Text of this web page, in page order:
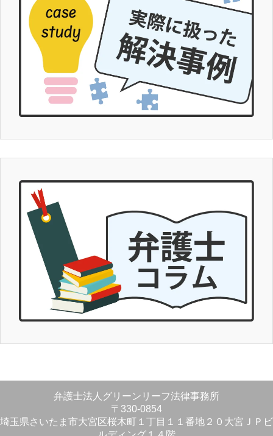
弁護士法人グリーンリーフ法律事務所
〒330-0854
埼玉県さいたま市大宮区桜木町１丁目１１番地２０大宮ＪＰビ